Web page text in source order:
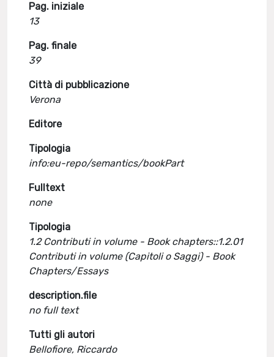
Pag. iniziale
13
Pag. finale
39
Città di pubblicazione
Verona
Editore
Tipologia
info:eu-repo/semantics/bookPart
Fulltext
none
Tipologia
1.2 Contributi in volume - Book chapters::1.2.01
Contributi in volume (Capitoli o Saggi) - Book
Chapters/Essays
description.file
no full text
Tutti gli autori
Bellofiore, Riccardo